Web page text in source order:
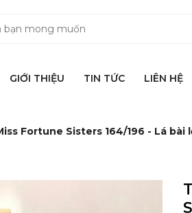
GIỚI THIỆU TIN TỨC LIÊN HỆ
Fortune Sisters 164/196 - Lá